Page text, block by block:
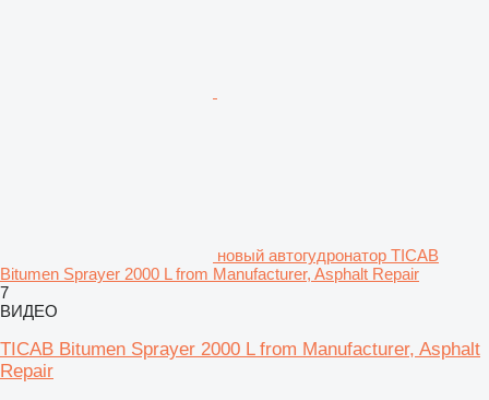
новый автогудронатор TICAB
Bitumen Sprayer 2000 L from Manufacturer, Asphalt Repair
7
ВИДЕО
TICAB Bitumen Sprayer 2000 L from Manufacturer, Asphalt
Repair